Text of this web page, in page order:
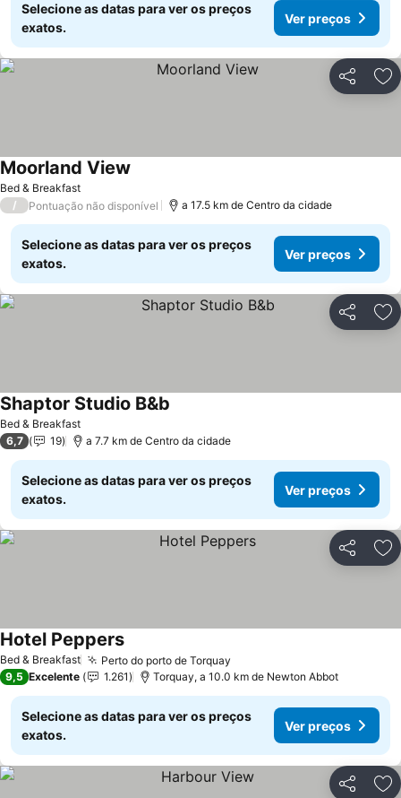
Selecione as datas para ver os preços
exatos.
Ver preços
Partilhar
Bed & Breakfast
Moorland View
/ Pontuação não disponível a 17.5 km de Centro da cidade
Selecione as datas para ver os preços
exatos.
Ver preços
Partilhar
Bed & Breakfast
Shaptor Studio B&b
6,7 19 a 7.7 km de Centro da cidade
Selecione as datas para ver os preços
exatos.
Ver preços
Partilhar
Bed & Breakfast Perto do porto de Torquay
Hotel Peppers
9,5 Excelente 1.261 Torquay, a 10.0 km de Newton Abbot
Selecione as datas para ver os preços
exatos.
Ver preços
Partilhar